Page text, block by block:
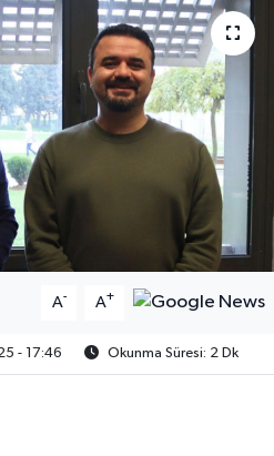
A- A+
- 17:46 Okunma Süresi: 2 Dk